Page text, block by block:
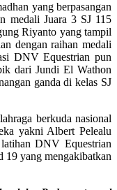
yang berpasangan
medali Juara 3 SJ 115
Riyanto yang tampil
dengan raihan medali
DNV Equestrian pun
dari Jundi El Wathon
ganda di kelas SJ
berkuda nasional
yakni Albert Pelealu
DNV Equestrian
19 yang mengakibatkan